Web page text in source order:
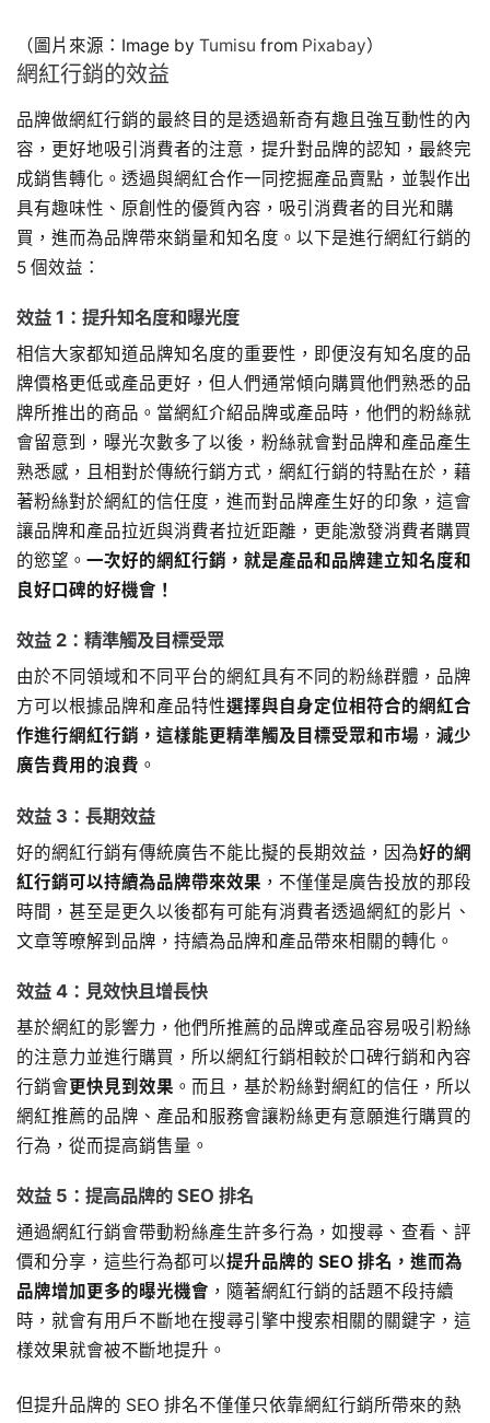
（圖片來源：Image by Tumisu from Pixabay）
網紅行銷的效益
品牌做網紅行銷的最終目的是透過新奇有趣且強互動性的內
容，更好地吸引消費者的注意，提升對品牌的認知，最終完
成銷售轉化。透過與網紅合作一同挖掘產品賣點，並製作出
具有趣味性、原創性的優質內容，吸引消費者的目光和購
買，進而為品牌帶來銷量和知名度。以下是進行網紅行銷的
5 個效益：
效益 1：提升知名度和曝光度
相信大家都知道品牌知名度的重要性，即便沒有知名度的品
牌價格更低或產品更好，但人們通常傾向購買他們熟悉的品
牌所推出的商品。當網紅介紹品牌或產品時，他們的粉絲就
會留意到，曝光次數多了以後，粉絲就會對品牌和產品產生
熟悉感，且相對於傳統行銷方式，網紅行銷的特點在於，藉
著粉絲對於網紅的信任度，進而對品牌產生好的印象，這會
讓品牌和產品拉近與消費者拉近距離，更能激發消費者購買
的慾望。 一次好的網紅行銷，就是產品和品牌建立知名度和
良好口碑的好機會！
效益 2：精準觸及目標受眾
由於不同領域和不同平台的網紅具有不同的粉絲群體，品牌
方可以根據品牌和產品特性選擇與自身定位相符合的網紅合
作進行網紅行銷，這樣能更精準觸及目標受眾和市場 ， 減少
廣告費用的浪費 。
效益 3：長期效益
好的網紅行銷有傳統廣告不能比擬的長期效益，因為好的網
紅行銷可以持續為品牌帶來效果 ，不僅僅是廣告投放的那段
時間，甚至是更久以後都有可能有消費者透過網紅的影片、
文章等暸解到品牌，持續為品牌和產品帶來相關的轉化。
效益 4：見效快且增長快
基於網紅的影響力，他們所推薦的品牌或產品容易吸引粉絲
的注意力並進行購買，所以網紅行銷相較於口碑行銷和內容
行銷會更快見到效果 。而且，基於粉絲對網紅的信任，所以
網紅推薦的品牌、產品和服務會讓粉絲更有意願進行購買的
行為，從而提高銷售量。
效益 5：提高品牌的 SEO 排名
通過網紅行銷會帶動粉絲產生許多行為，如搜尋、查看、評
價和分享，這些行為都可以提升品牌的 SEO 排名，進而為
品牌增加更多的曝光機會 ，隨著網紅行銷的話題不段持續
時，就會有用戶不斷地在搜尋引擎中搜索相關的關鍵字，這
樣效果就會被不斷地提升。
但提升品牌的 SEO 排名不僅僅只依靠網紅行銷所帶來的熱